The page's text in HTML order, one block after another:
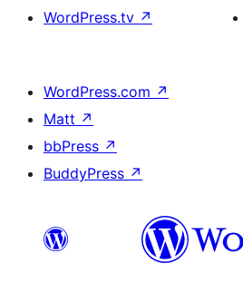
WordPress.tv ↗
WordPress.com ↗
Matt ↗
bbPress ↗
BuddyPress ↗